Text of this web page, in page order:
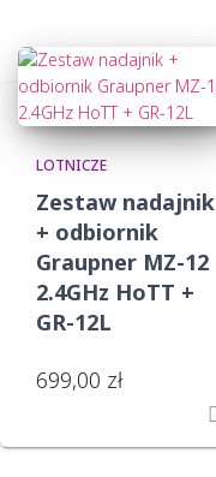
LOTNICZE
Zestaw nadajnik
+ odbiornik
Graupner MZ-12
2.4GHz HoTT +
GR-12L
699,00 zł